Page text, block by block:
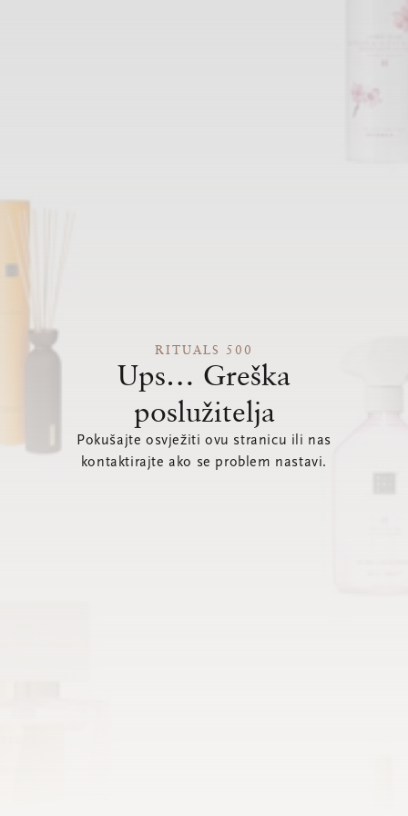
RITUALS 500
Ups… Greška
poslužitelja
Pokušajte osvježiti ovu stranicu ili nas
kontaktirajte ako se problem nastavi.